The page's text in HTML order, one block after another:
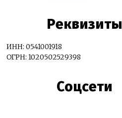
Реквизиты
ИНН: 0541001918
ОГРН: 1020502529398
Соцсети